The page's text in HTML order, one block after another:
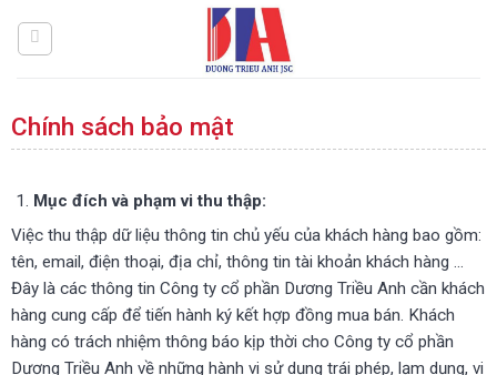
Chính sách bảo mật
Mục đích và phạm vi thu thập:
Việc thu thập dữ liệu thông tin chủ yếu của khách hàng bao gồm:
tên, email, điện thoại, địa chỉ, thông tin tài khoản khách hàng …
Đây là các thông tin Công ty cổ phần Dương Triều Anh cần khách
hàng cung cấp để tiến hành ký kết hợp đồng mua bán. Khách
hàng có trách nhiệm thông báo kịp thời cho Công ty cổ phần
Dương Triều Anh về những hành vi sử dụng trái phép, lạm dụng, vi